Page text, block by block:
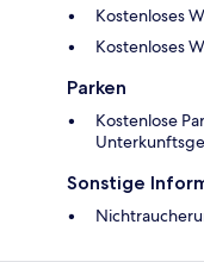
Kostenloses
Kostenloses
Parken
Kostenlose
Sonstige